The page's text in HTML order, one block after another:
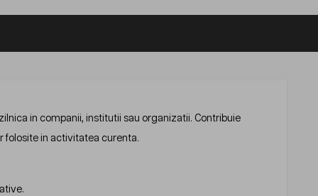
in companii, institutii sau organizatii. Contribuie
folosite in activitatea curenta.